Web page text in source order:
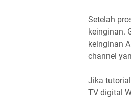
Setelah
keinginan.
keinginan
channel
Jika
TV digital